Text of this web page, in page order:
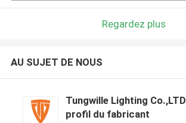
Regardez plus
AU SUJET DE NOUS
Tungwille Lighting Co.,LTD
profil du fabricant